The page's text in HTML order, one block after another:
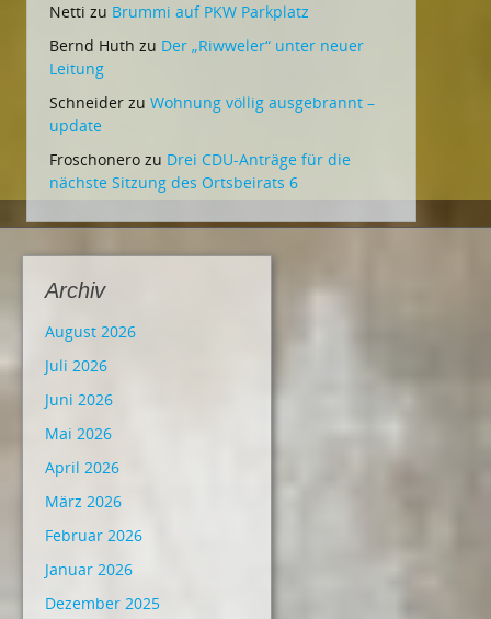
Netti zu Brummi auf PKW Parkplatz
Bernd Huth zu Der „Riwweler“ unter neuer
Leitung
Schneider zu Wohnung völlig ausgebrannt –
update
Froschonero zu Drei CDU-Anträge für die
nächste Sitzung des Ortsbeirats 6
Archiv
August 2026
Juli 2026
Juni 2026
Mai 2026
April 2026
März 2026
Februar 2026
Januar 2026
Dezember 2025